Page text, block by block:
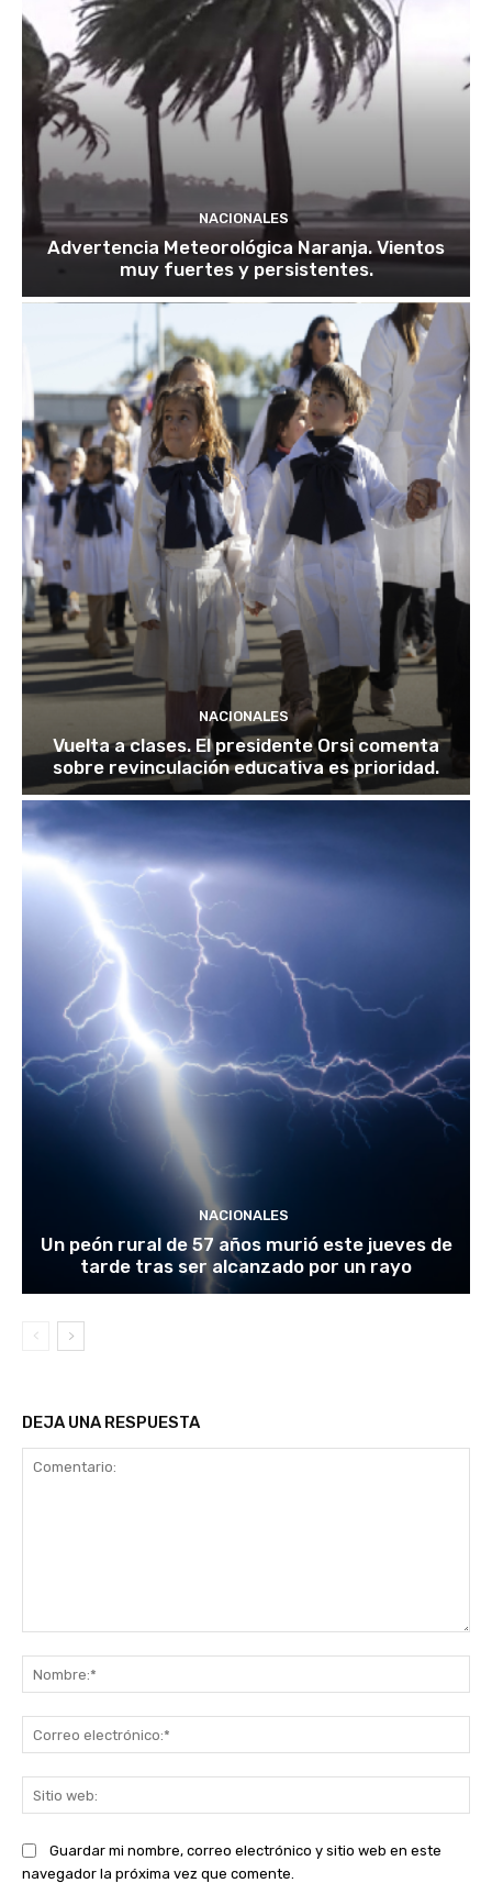
NACIONALES
Advertencia Meteorológica Naranja. Vientos
muy fuertes y persistentes.
NACIONALES
Vuelta a clases. El presidente Orsi comenta
sobre revinculación educativa es prioridad.
NACIONALES
Un peón rural de 57 años murió este jueves de
tarde tras ser alcanzado por un rayo
DEJA UNA RESPUESTA
Guardar mi nombre, correo electrónico y sitio web en este
navegador la próxima vez que comente.